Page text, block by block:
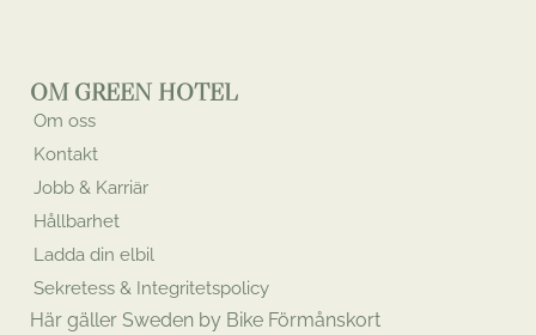
OM GREEN HOTEL
Om oss
Kontakt
Jobb & Karriär
Hållbarhet
Ladda din elbil
Sekretess & Integritetspolicy
Här gäller Sweden by Bike Förmånskort